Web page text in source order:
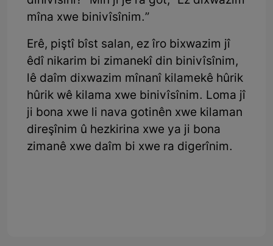
mîna xwe binivîsînim.”
Erê, piştî bîst salan, ez îro bixwazim jî
êdî nikarim bi zimanekî din binivîsînim,
lê daîm dixwazim mînanî kilamekê hûrik
hûrik wê kilama xwe binivîsînim. Loma jî
ji bona xwe li nava gotinên xwe kilaman
direşînim û hezkirina xwe ya ji bona
zimanê xwe daîm bi xwe ra digerînim.